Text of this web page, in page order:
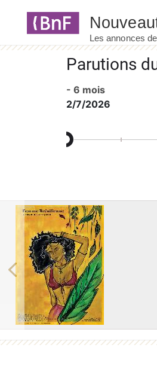
Parutions
- 6 mois
2/7/2026
Previous